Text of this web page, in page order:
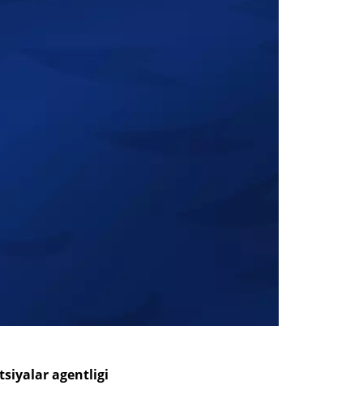
agentligi